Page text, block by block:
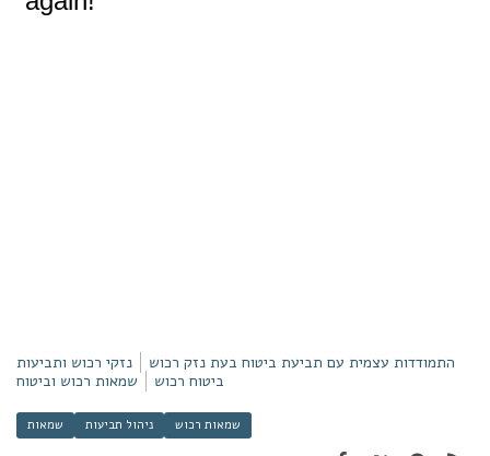
התמודדות עצמית עם תביעת ביטוח בעת נזק רכוש
נזקי רכוש ותביעות
ביטוח רכוש
שמאות רכוש וביטוח
שמאות ניהול תביעות שמאות רכוש